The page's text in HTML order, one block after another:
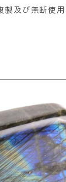
製及び無断使